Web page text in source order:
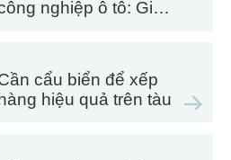
nghiệp ô tô: Giải
cẩu biển để xếp
hiệu quả trên tàu